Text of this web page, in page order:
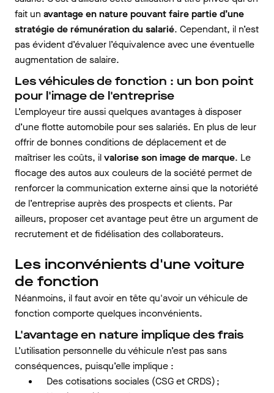
fait un avantage en nature pouvant faire partie d’une
stratégie de rémunération du salarié. Cependant, il n’est
pas évident d’évaluer l’équivalence avec une éventuelle
augmentation de salaire.
Les véhicules de fonction : un bon point
pour l'image de l'entreprise
L’employeur tire aussi quelques avantages à disposer
d’une flotte automobile pour ses salariés. En plus de leur
offrir de bonnes conditions de déplacement et de
maîtriser les coûts, ilvalorise son image de marque. Le
flocage des autos aux couleurs de la société permet de
renforcer la communication externe ainsi que la notoriété
de l’entreprise auprès des prospects et clients. Par
ailleurs, proposer cet avantage peut être un argument de
recrutement et de fidélisation des collaborateurs.
Les inconvénients d'une voiture
de fonction
Néanmoins, il faut avoir en tête qu'avoir un véhicule de
fonction comporte quelques inconvénients.
L'avantage en nature implique des frais
L’utilisation personnelle du véhicule n’est pas sans
conséquences, puisqu’elle implique :
Des cotisations sociales (CSG et CRDS) ;